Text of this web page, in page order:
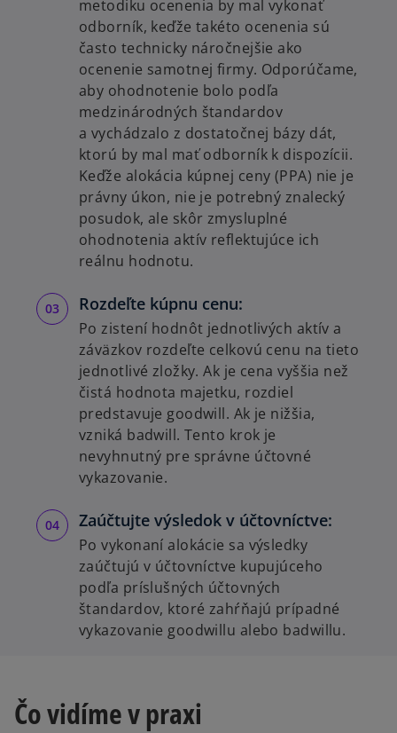
metodiku ocenenia by mal vykonať
odborník, keďže takéto ocenenia sú
často technicky náročnejšie ako
ocenenie samotnej firmy. Odporúčame,
aby ohodnotenie bolo podľa
medzinárodných štandardov
a vychádzalo z dostatočnej bázy dát,
ktorú by mal mať odborník k dispozícii.
Keďže alokácia kúpnej ceny (PPA) nie je
právny úkon, nie je potrebný znalecký
posudok, ale skôr zmysluplné
ohodnotenia aktív reflektujúce ich
reálnu hodnotu.
Rozdeľte kúpnu cenu:
Po zistení hodnôt jednotlivých aktív a
záväzkov rozdeľte celkovú cenu na tieto
jednotlivé zložky. Ak je cena vyššia než
čistá hodnota majetku, rozdiel
predstavuje goodwill. Ak je nižšia,
vzniká badwill. Tento krok je
nevyhnutný pre správne účtovné
vykazovanie.
Zaúčtujte výsledok v účtovníctve:
Po vykonaní alokácie sa výsledky
zaúčtujú v účtovníctve kupujúceho
podľa príslušných účtovných
štandardov, ktoré zahŕňajú prípadné
vykazovanie goodwillu alebo badwillu.
Čo vidíme v praxi